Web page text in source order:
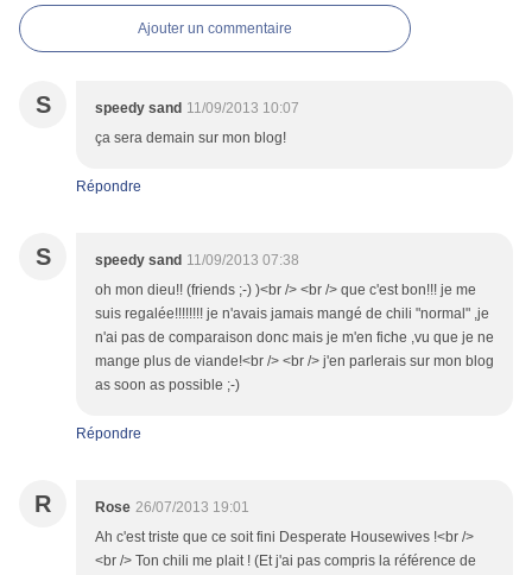
Ajouter un commentaire
S speedy sand 11/09/2013 10:07
ça sera demain sur mon blog!
Répondre
S speedy sand 11/09/2013 07:38
oh mon dieu!! (friends ;-) )<br /> <br /> que c'est bon!!! je me
suis regalée!!!!!!!! je n'avais jamais mangé de chili "normal" ,je
n'ai pas de comparaison donc mais je m'en fiche ,vu que je ne
mange plus de viande!<br /> <br /> j'en parlerais sur mon blog
as soon as possible ;-)
Répondre
R Rose 26/07/2013 19:01
Ah c'est triste que ce soit fini Desperate Housewives !<br />
<br /> Ton chili me plait ! (Et j'ai pas compris la référence de